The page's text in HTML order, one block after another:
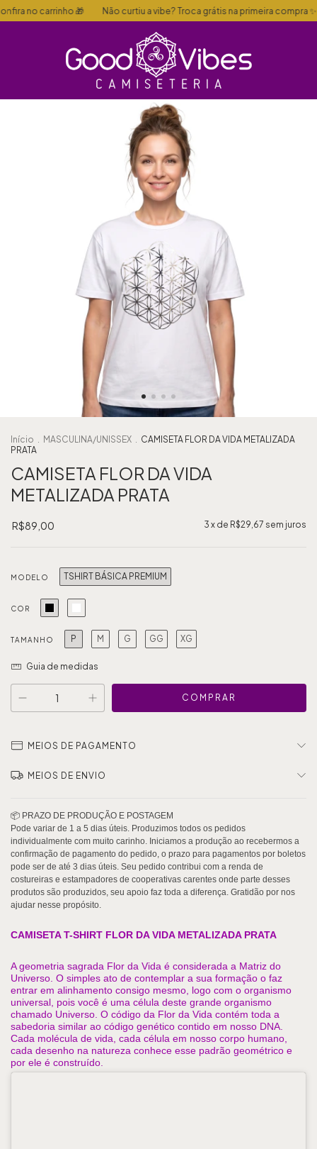
🎁 Não curtiu a vibe? Troca grátis na primeira compra ✨ 🏷️
Início . MASCULINA/UNISSEX . CAMISETA FLOR DA VIDA METALIZADA
PRATA
CAMISETA FLOR DA VIDA
METALIZADA PRATA
R$89,00 3 x de R$29,67 sem juros
MODELO TSHIRT BÁSICA PREMIUM
COR
TAMANHO P M G GG XG
Guia de medidas
MEIOS DE PAGAMENTO
MEIOS DE ENVIO
CAMISETA T-SHIRT FLOR DA VIDA METALIZADA PRATA
A geometria sagrada Flor da Vida é considerada a Matriz do
Universo. O simples ato de contemplar a sua formação o faz
entrar em alinhamento consigo mesmo, logo com o organismo
universal, pois você é uma célula deste grande organismo
chamado Universo. O código da Flor da Vida contém toda a
sabedoria similar ao código genético contido em nosso DNA.
Cada molécula de vida, cada célula em nosso corpo humano,
cada desenho na natureza conhece esse padrão geométrico e
por ele é construído.